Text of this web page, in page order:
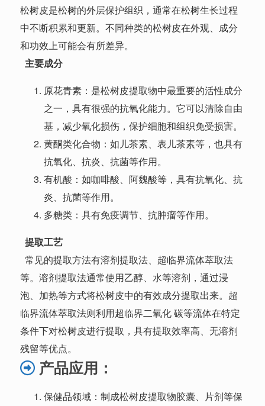
松树皮是松树的外层保护组织，通常在松树生长过程
中不断积累和更新。不同种类的松树皮在外观、成分
和功效上可能会有所差异。
主要成分
原花青素：是松树皮提取物中最重要的活性成分
之一，具有很强的抗氧化能力。它可以清除自由
基，减少氧化损伤，保护细胞和组织免受损害。
黄酮类化合物：如儿茶素、表儿茶素等，也具有
抗氧化、抗炎、抗菌等作用。
有机酸：如咖啡酸、阿魏酸等，具有抗氧化、抗
炎、抗菌等作用。
多糖类：具有免疫调节、抗肿瘤等作用。
提取工艺
常见的提取方法有溶剂提取法、超临界流体萃取法
等。溶剂提取法通常使用乙醇、水等溶剂，通过浸
泡、加热等方式将松树皮中的有效成分提取出来。超
临界流体萃取法则利用超临界二氧化 碳等流体在特定
条件下对松树皮进行提取，具有提取效率高、无溶剂
残留等优点。
产品应用：
保健品领域：制成松树皮提取物胶囊、片剂等保